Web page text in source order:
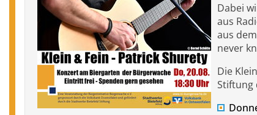
Dabei
aus
aus
never
Die
Stiftung